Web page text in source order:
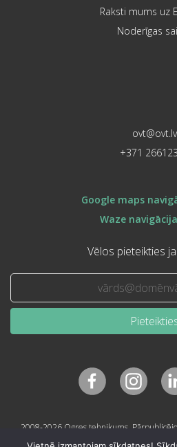
Raksti mums uz
Noderīgas
ovt@ovt.lv
+371
Google maps
Waze
Vēlos pieteikties
2008-2026 Ogres tehnikums.